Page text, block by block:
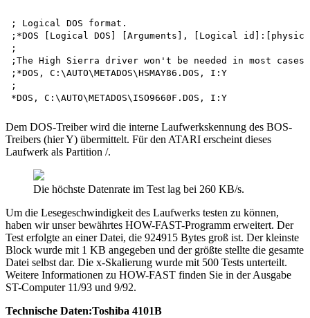
; Logical DOS format.
;*DOS [Logical DOS] [Arguments], [Logical
;
;The High Sierra driver won't be needed in most cases
;*DOS, C:\AUTO\METADOS\HSMAY86.DOS, I:Y
;
Dem DOS-Treiber wird die interne Laufwerkskennung des BOS-
Treibers (hier Y) übermittelt. Für den ATARI erscheint dieses
Laufwerk als Partition /.
Die höchste Datenrate im Test lag bei 260 KB/s.
Um die Lesegeschwindigkeit des Laufwerks testen zu können,
haben wir unser bewährtes HOW-FAST-Programm erweitert. Der
Test erfolgte an einer Datei, die 924915 Bytes groß ist. Der kleinste
Block wurde mit 1 KB angegeben und der größte stellte die gesamte
Datei selbst dar. Die x-Skalierung wurde mit 500 Tests unterteilt.
Weitere Informationen zu HOW-FAST finden Sie in der Ausgabe
ST-Computer 11/93 und 9/92.
Technische Daten:Toshiba 4101B